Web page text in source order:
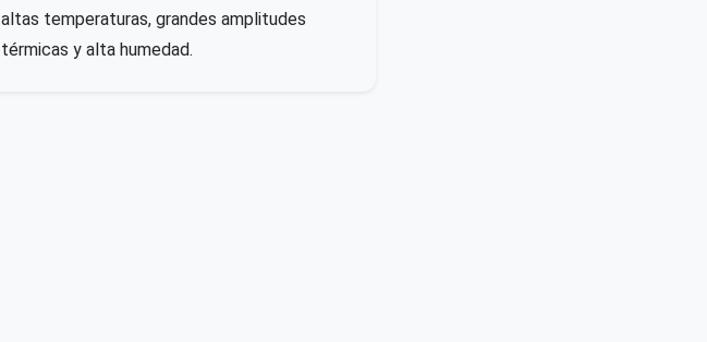
altas temperaturas, grandes amplitudes
térmicas y alta humedad.